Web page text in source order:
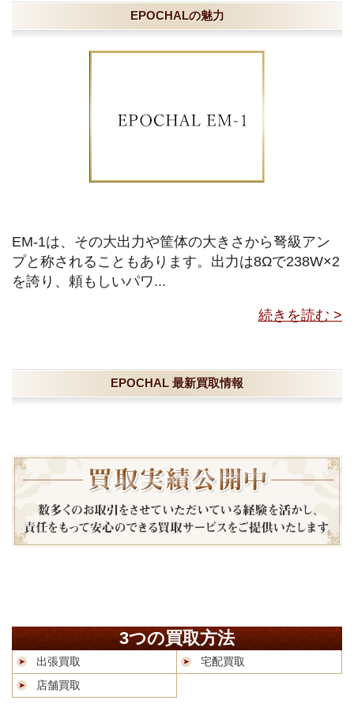
EPOCHALの魅力
EM-1は、その大出力や筐体の大きさから弩級アン
プと称されることもあります。出力は8Ωで238W×2
を誇り、頼もしいパワ...
続きを読む >
EPOCHAL 最新買取情報
3つの買取方法
出張買取
宅配買取
店舗買取